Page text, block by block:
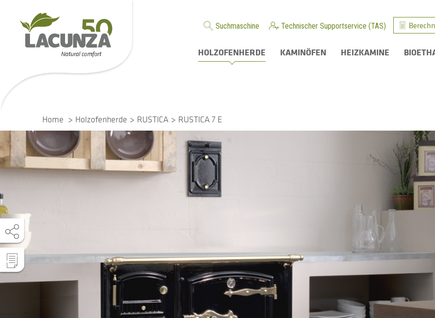
Suchmaschine Technischer Supportservice (TAS)
HOLZOFENHERDE KAMINÖFEN HEIZKAMINE
Home Holzofenherde RUSTICA RUSTICA 7 E